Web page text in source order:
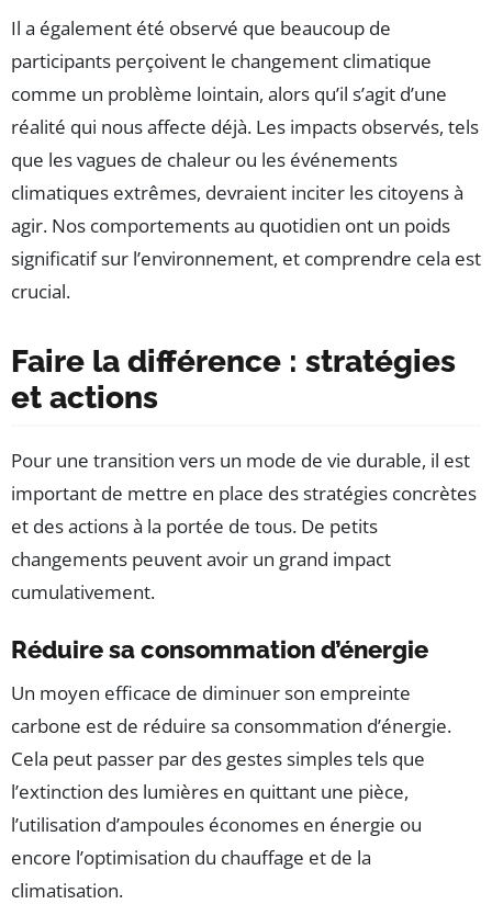
Il a également été observé que beaucoup de
participants perçoivent le changement climatique
comme un problème lointain, alors qu’il s’agit d’une
réalité qui nous affecte déjà. Les impacts observés, tels
que les vagues de chaleur ou les événements
climatiques extrêmes, devraient inciter les citoyens à
agir. Nos comportements au quotidien ont un poids
significatif sur l’environnement, et comprendre cela est
crucial.
Faire la différence : stratégies
et actions
Pour une transition vers un mode de vie durable, il est
important de mettre en place des stratégies concrètes
et des actions à la portée de tous. De petits
changements peuvent avoir un grand impact
cumulativement.
Réduire sa consommation d’énergie
Un moyen efficace de diminuer son empreinte
carbone est de réduire sa consommation d’énergie.
Cela peut passer par des gestes simples tels que
l’extinction des lumières en quittant une pièce,
l’utilisation d’ampoules économes en énergie ou
encore l’optimisation du chauffage et de la
climatisation.